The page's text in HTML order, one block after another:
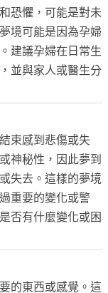
恐懼，可能是對未
境可能是因為孕婦
建議孕婦在日常生
並與家人或醫生分
束感到悲傷或失
神秘性，因此夢到
失去。這樣的夢境
重要的變化或警
否有什麼變化或困
的東西或感覺。這